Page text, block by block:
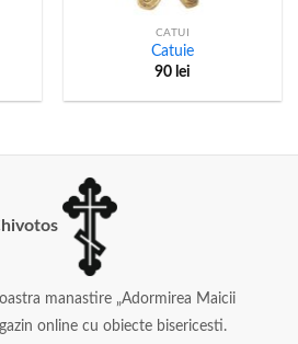
CATUI
Catuie
90 lei
manastire „Adormirea Maicii
online cu obiecte bisericesti.